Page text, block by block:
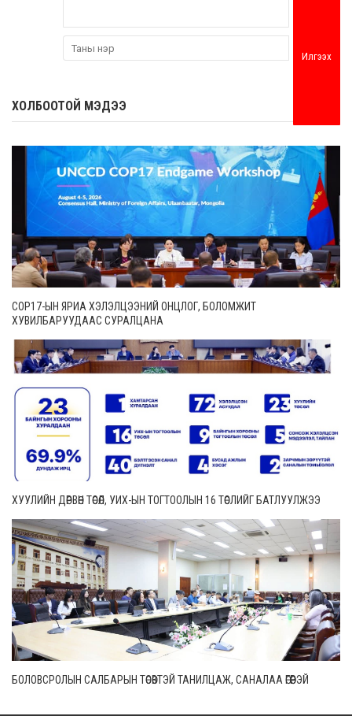
Илгээх
ХОЛБООТОЙ МЭДЭЭ
COP17-ЫН ЯРИА ХЭЛЭЛЦЭЭНИЙ ОНЦЛОГ, БОЛОМЖИТ
ХУВИЛБАРУУДААС СУРАЛЦАНА
ХУУЛИЙН ДӨРВӨН ТӨСӨЛ, УИХ-ЫН ТОГТООЛЫН 16 ТӨСЛИЙГ БАТЛУУЛЖЭЭ
БОЛОВСРОЛЫН САЛБАРЫН ТӨСӨВТЭЙ ТАНИЛЦАЖ, САНАЛАА ӨГӨӨРЭЙ